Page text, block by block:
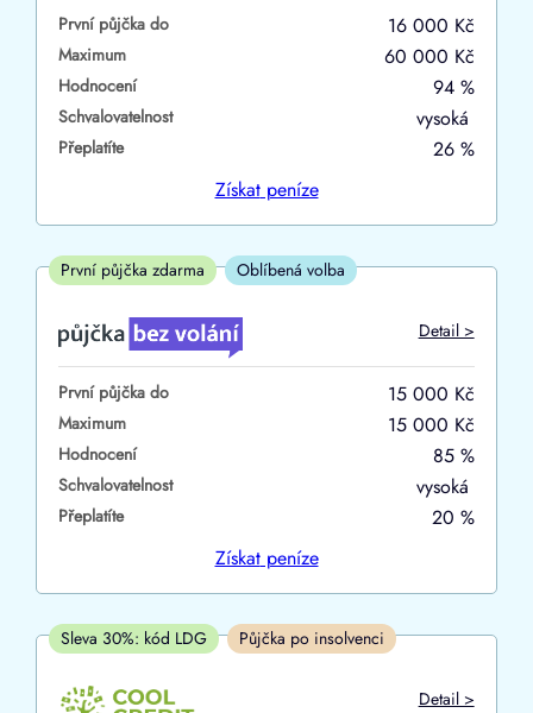
První půjčka zdarma
–
ano
ne
ano
ne
V exekuci
ano
ne
Po insolvenci
ano
ne
V hotovosti
ano
První půjčka do 16 000 Kč
Maximum 60 000 Kč
Hodnocení 94 %
Schvalovatelnost vysoká
Přeplatíte
26 %
Získatpeníze
První půjčka zdarma Oblíbená volba
Detail >
První půjčka do 15 000 Kč
Maximum 15 000 Kč
Hodnocení 85 %
Schvalovatelnost vysoká
Přeplatíte
20 %
Získatpeníze
Sleva 30%: kód LDG Půjčka po insolvenci
Detail >